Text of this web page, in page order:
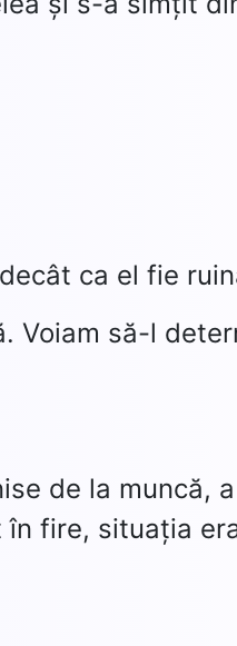
ca el fie
Voiam să-l
de la muncă, a
în fire, situația